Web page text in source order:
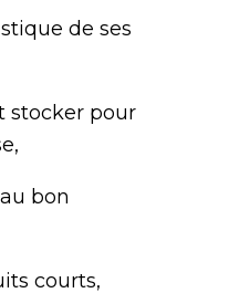
de ses
stocker pour
bon
courts,